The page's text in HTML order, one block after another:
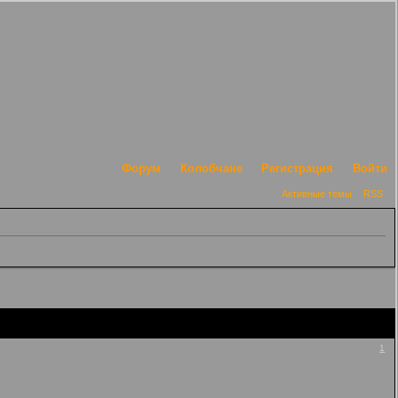
Форум Колобчане Регистрация Войти
Активные темы RSS
1